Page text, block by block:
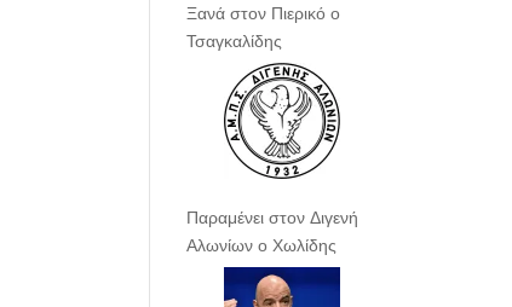
Ξανά στον Πιερικό ο
Τσαγκαλίδης
Παραμένει στον Διγενή
Αλωνίων ο Χωλίδης